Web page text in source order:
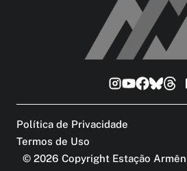
© 2026 Copyright Estação
Política de Privacidade
Termos de Uso